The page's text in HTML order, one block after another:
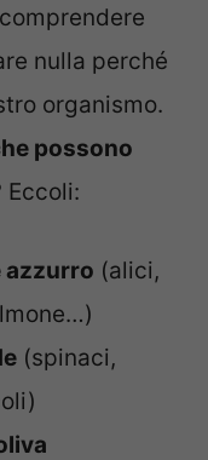
nulla perché
organismo.
possono
Eccoli:
azzurro (alici,
(spinaci,